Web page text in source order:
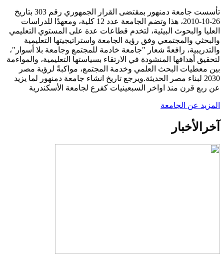
تأسست جامعة دمنهور بمقتضى القرار الجمهوري رقم 303 بتاريخ
26-10-2010، هذا وتضم الجامعة عدد 12 كلية، ومعهدًا للدراسات
العليا والبحوث البيئية، لتخدم قطاعات عدة على المستوي التعليمي
والبحثي والمجتمعي وفق رؤية الجامعة واستراتيجيتها التعليمية
والتدريبية، رافعةً شعار "جامعة خادمة للمجتمع وجامعة بلا أسوار"،
لتحقيق أهدافها المنشودة في الارتقاء بسياستها التعليمية، والمواءمة
بين معطيات البحث العلمي وخدمة المجتمع، مواكبةً لرؤية مصر
2030 لبناء مصر الحديثة.ويرجع تاريخ انشاء جامعة دمنهور لما يزيد
عن ربع قرن منذ اواخر السبعينيات كفرع لجامعة الأسكندرية
المزيد عن الجامعة
آخر الأخبار